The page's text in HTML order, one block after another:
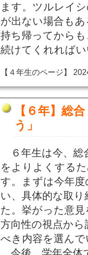
ます。ツルレイ
が出ない場合も
持ち帰ってから
続けてくれれば
【４年生のページ】
【６年】総
う」
６年生は今、総
をよりよくする
す。まずは今年
い、具体的な取
た。挙がった意
方向性の視点か
べき内容を選ん